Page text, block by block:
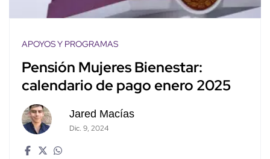
APOYOS Y PROGRAMAS
Pensión Mujeres Bienestar:
calendario de pago enero 2025
Jared Macías
Dic. 9, 2024